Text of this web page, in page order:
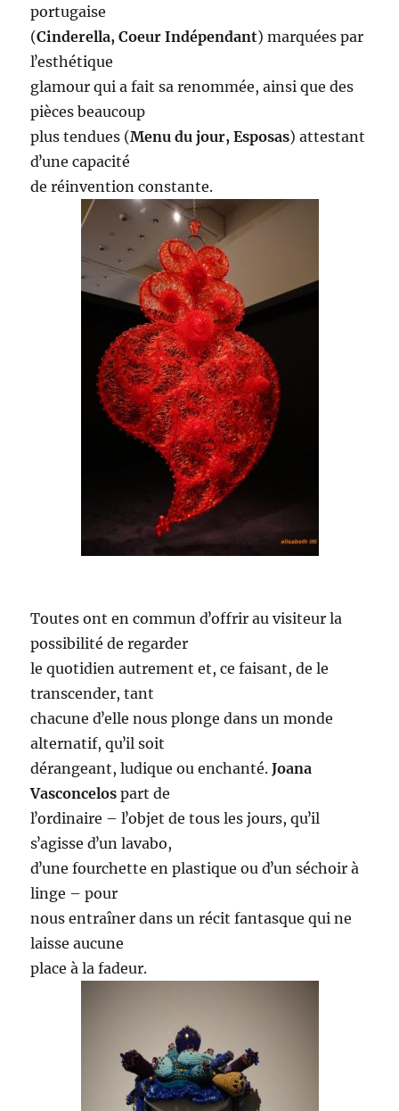
portugaise
(Cinderella, Coeur Indépendant) marquées par
lʼesthétique
glamour qui a fait sa renommée, ainsi que des
pièces beaucoup
plus tendues (Menu du jour, Esposas) attestant
dʼune capacité
de réinvention constante.
Toutes ont en commun dʼoffrir au visiteur la
possibilité de regarder
le quotidien autrement et, ce faisant, de le
transcender, tant
chacune dʼelle nous plonge dans un monde
alternatif, quʼil soit
dérangeant, ludique ou enchanté.Joana
Vasconcelos part de
lʼordinaire – lʼobjet de tous les jours, quʼil
sʼagisse dʼun lavabo,
dʼune fourchette en plastique ou dʼun séchoir à
linge – pour
nous entraîner dans un récit fantasque qui ne
laisse aucune
place à la fadeur.